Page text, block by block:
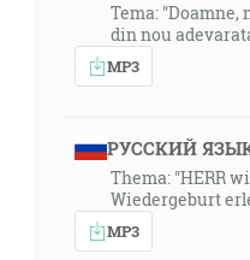
Tema:
din nou
MP3
РУССКИЙ
Thema: "HERR
Wiedergeburt
MP3